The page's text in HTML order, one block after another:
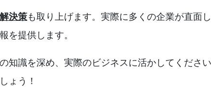
決策も取り上げます。実際に多くの企業が直面
を提供します。
知識を深め、実際のビジネスに活かしてくださ
ょう！